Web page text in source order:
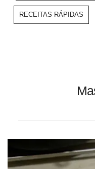
RECEITAS RÁPIDAS